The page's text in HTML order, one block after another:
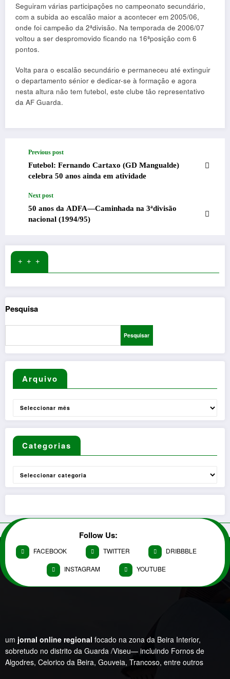
Seguiram várias participações no campeonato secundário,
com a subida ao escalão maior a acontecer em 2005/06,
onde foi campeão da 2ªdivisão. Na temporada de 2006/07
voltou a ser despromovido ficando na 16ªposição com 6
pontos.
Volta para o escalão secundário e permaneceu até extinguir
o departamento sénior e dedicar-se à formação e agora
nesta altura não tem futebol, este clube tão representativo
da AF Guarda.
Previous post
Futebol: Fernando Cartaxo (GD Mangualde)
celebra 50 anos ainda em atividade
Next post
50 anos da ADFA—Caminhada na 3ªdivisão
nacional (1994/95)
+ + +
Pesquisa
Pesquisar
Arquivo
Categorias
Follow Us:
FACEBOOK TWITTER DRIBBBLE
INSTAGRAM YOUTUBE
um jornal online regional focado na zona da Beira Interior,
sobretudo no distrito da Guarda /Viseu— incluindo Fornos de
Algodres, Celorico da Beira, Gouveia, Trancoso, entre outros